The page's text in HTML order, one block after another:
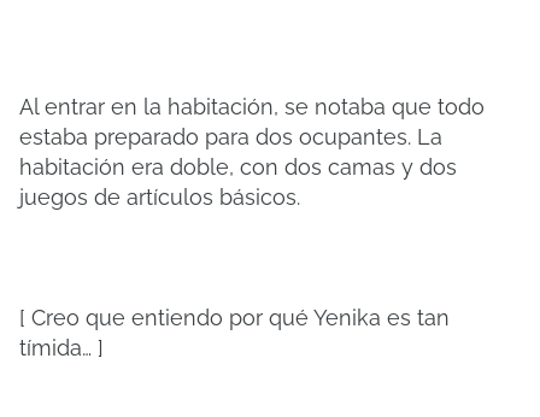
Al entrar en la habitación, se notaba que todo
estaba preparado para dos ocupantes. La
habitación era doble, con dos camas y dos
juegos de artículos básicos.
[ Creo que entiendo por qué Yenika es tan
tímida… ]